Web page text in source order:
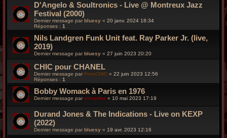
D'Angelo & Soultronics - Live @ Montreux Jazz
Festival (2000)
Dernier message par bluesy « 20 janv. 2024 18:34
Réponses : 1
Nils Landgren Funk Unit feat. Ray Parker Jr. (live,
2019)
Dernier message par bluesy « 27 juin 2023 20:20
CHIC pour CHANEL
Dernier message par FrenCHIC « 22 juin 2023 12:56
Réponses : 1
Bobby Womack à Paris en 1976
Dernier message parsilverfox « 10 mai 2023 17:19
Durand Jones & The Indications - Live on KEXP
(2022)
Dernier message par bluesy « 19 avr. 2023 12:16